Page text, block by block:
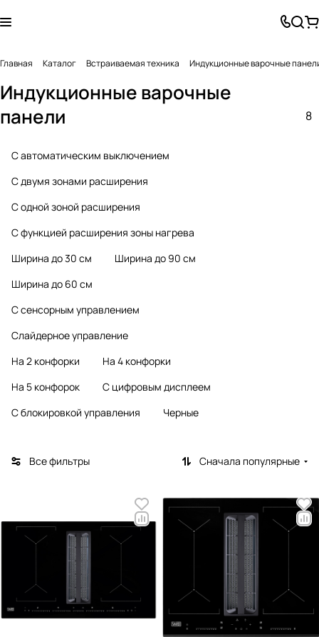
Главная Каталог Встраиваемая техника Индукционные варочные
Индукционные варочные
панели
8
С автоматическим выключением
С двумя зонами расширения
С одной зоной расширения
С функцией расширения зоны нагрева
Ширина до 30 см
Ширина до 90 см
Ширина до 60 см
С сенсорным управлением
Слайдерное управление
На 2 конфорки
На 4 конфорки
На 5 конфорок
С цифровым дисплеем
С блокировкой управления
Черные
Все фильтры Сначала популярные